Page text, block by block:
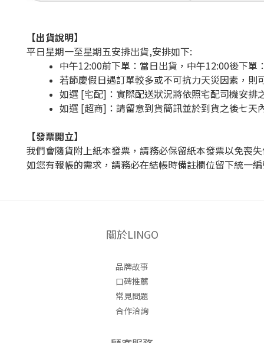
【出貨說明】
平日星期一至星期五安排出貨,安排如下:
中午12:00前下單：當日出貨，中午12:00後下
若節慶假日遇訂單較多或不可抗力天災因素，則
如選 [宅配]：實際配送狀況將依照宅配司機安排
如選 [超商]：請留意到貨簡訊並於到貨之後七天
【發票開立】
我們會隨貨附上紙本發票，請務必保留紙本發票以免喪
如您有報帳的需求，請務必在結帳時備註欄位留下統一
關於LINGO
品牌故事
口碑推薦
常見問題
合作洽詢